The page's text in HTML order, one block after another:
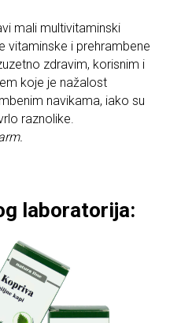
mali multivitaminski
vitaminske i prehrambene
zdravim, korisnim i
koje je nažalost
navikama, iako su
raznolike.
laboratorija: